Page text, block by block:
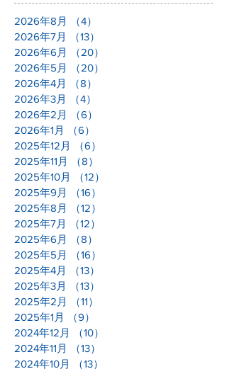
2026年8月 （4）
2026年7月
（13）
2026年6月
（20）
2026年5月
（20）
2026年4月
（8）
2026年3月
（4）
2026年2月
（6）
2026年1月
（6）
2025年12月
（6）
2025年11月
（8）
2025年10月
（12）
2025年9月
（16）
2025年8月
（12）
2025年7月
（12）
2025年6月
（8）
2025年5月
（16）
2025年4月
（13）
2025年3月
（13）
2025年2月
（11）
2025年1月
（9）
2024年12月
（10）
2024年11月
（13）
2024年10月
（13）